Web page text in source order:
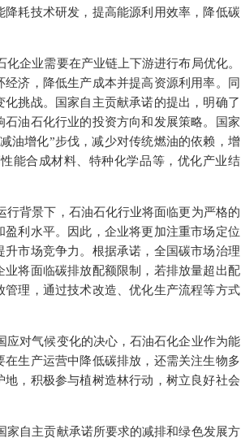
耗技术研发，提高能源利用效率，降低碳
企业需要在产业链上下游进行布局优化。
济，降低生产成本并提高资源利用率。同
挑战。国家自主贡献承诺的提出，明确了
油石化行业的投资方向和发展策略。国家
油增化”步伐，减少对传统燃油的依赖，增
能合成材料、特种化学品等，优化产业结
背景下，石油石化行业将面临更为严格的
利水平。因此，企业将更加注重市场定位
市场竞争力。根据承诺，全国碳市场治理
将面临碳排放配额限制，若排放量超出配
理，通过技术改造、优化生产流程等方式
对气候变化的决心，石油石化企业作为能
生产运营中降低碳排放，还需关注生物多
，积极参与植树造林行动，树立良好社会
自主贡献承诺所要求的减排和绿色发展方